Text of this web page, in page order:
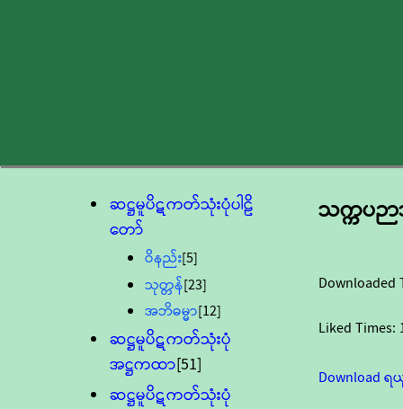
ဆဋ္ဌမူပိဋကတ်သုံးပုံပါဠိ
တော်
ဝိနည်း[5]
သုတ္တန်[23]
အဘိဓမ္မာ[12]
ဆဋ္ဌမူပိဋကတ်သုံးပုံ
အဋ္ဌကထာ[51]
ဆဋ္ဌမူပိဋကတ်သုံးပုံ
သက္ကပဉ
Downloaded
Liked Times:
Download